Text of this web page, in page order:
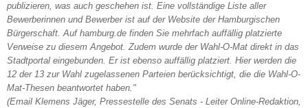
publizieren, was auch geschehen ist. Eine vollständige Liste aller
Bewerberinnen und Bewerber ist auf der Website der Hamburgischen
Bürgerschaft. Auf hamburg.de finden Sie mehrfach auffällig platzierte
Verweise zu diesem Angebot. Zudem wurde der Wahl-O-Mat direkt in das
Stadtportal eingebunden. Er ist ebenso auffällig platziert. Hier werden die
12 der 13 zur Wahl zugelassenen Parteien berücksichtigt, die die Wahl-O-
Mat-Thesen beantwortet haben."
(Email Klemens Jäger, Pressestelle des Senats - Leiter Online-Redaktion,